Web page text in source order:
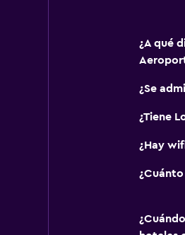
¿A qué
¿Se
¿Tiene
¿Hay